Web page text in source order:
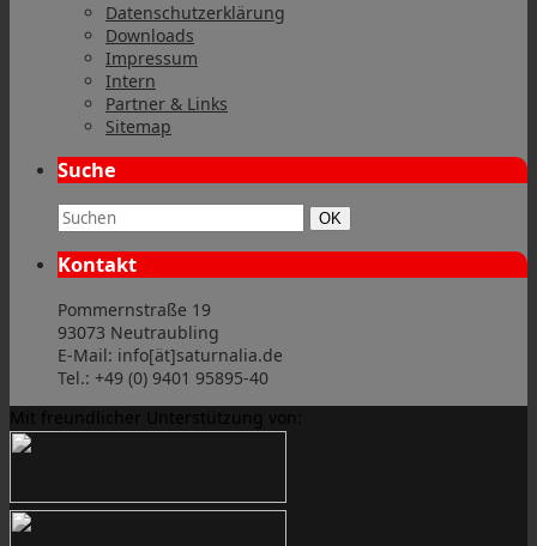
Datenschutzerklärung
Downloads
Impressum
Intern
Partner & Links
Sitemap
Suche
Suchbegriff: Suchen
OK
Kontakt
Pommernstraße 19
93073 Neutraubling
E-Mail: info[ät]saturnalia.de
Tel.: +49 (0) 9401 95895-40